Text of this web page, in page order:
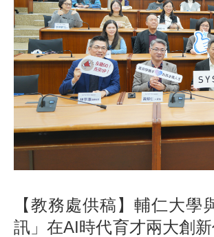
【教務處供稿】輔仁大學
訊」在AI時代育才兩大創